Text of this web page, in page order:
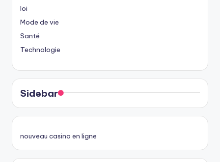
loi
Mode de vie
Santé
Technologie
Sidebar
nouveau casino en ligne